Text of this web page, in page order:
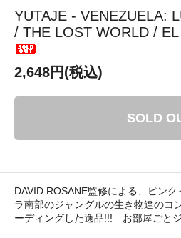
YUTAJE - VENEZUELA:
/ THE LOST WORLD /
2,648円(税込)
SOLD
DAVID ROSANE監修による、ピン
ラ南部のジャングルの生き物達のコ
ーディングした逸品!!! お部屋ごと